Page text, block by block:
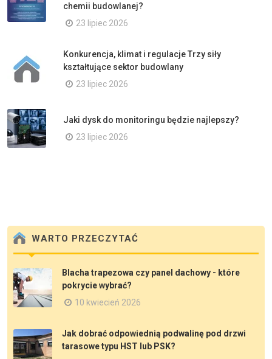
chemii budowlanej?
23 lipiec 2026
Konkurencja, klimat i regulacje Trzy siły
kształtujące sektor budowlany
23 lipiec 2026
Jaki dysk do monitoringu będzie najlepszy?
23 lipiec 2026
WARTO PRZECZYTAĆ
Blacha trapezowa czy panel dachowy - które
pokrycie wybrać?
10 kwiecień 2026
Jak dobrać odpowiednią podwalinę pod drzwi
tarasowe typu HST lub PSK?